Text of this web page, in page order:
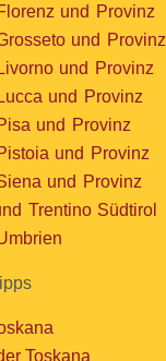
und Provinz
und Provinz
und Provinz
und Provinz
und Provinz
und Provinz
und Provinz
Trentino Südtirol
Toskana